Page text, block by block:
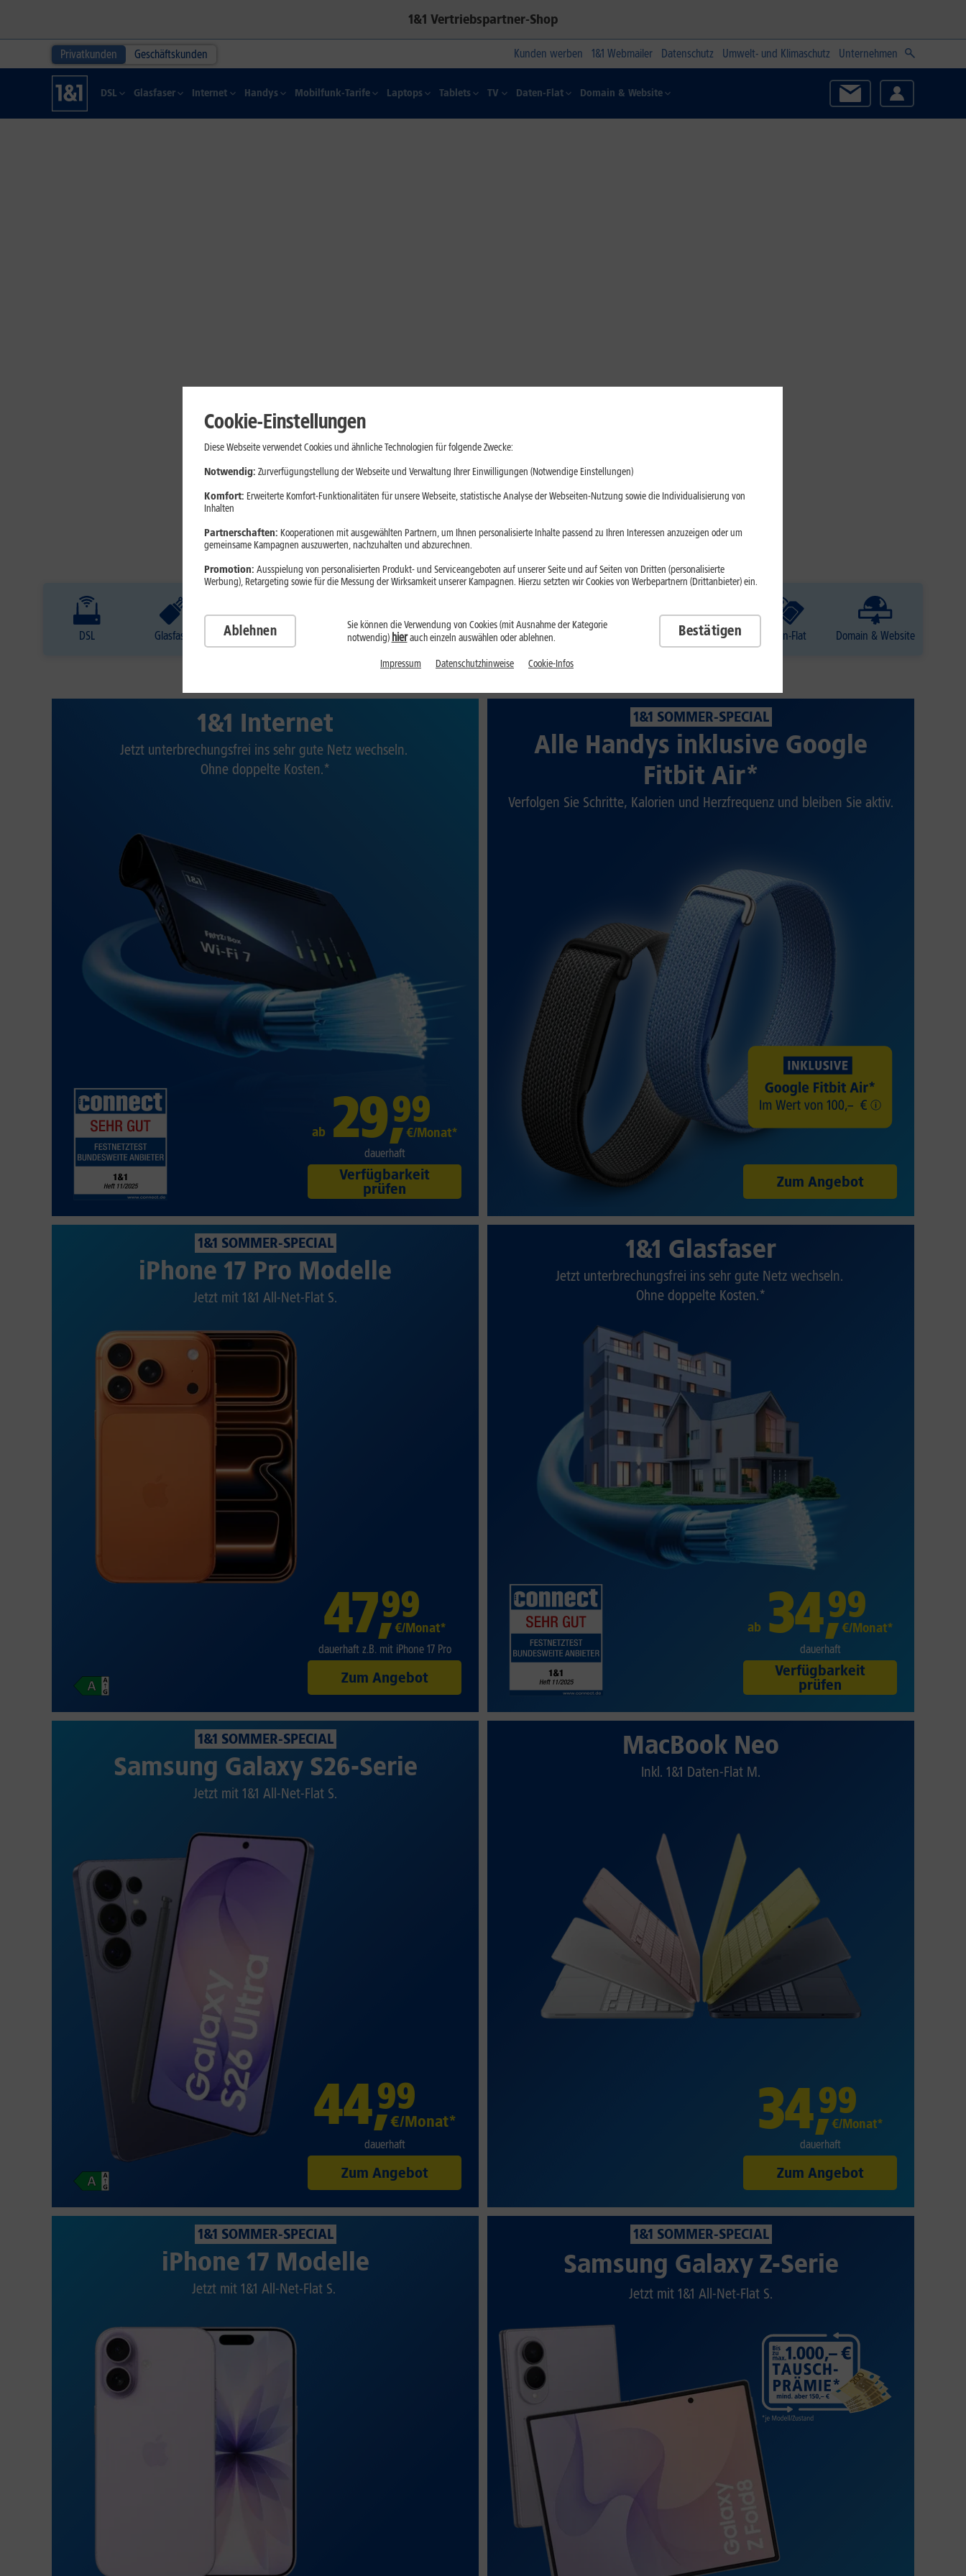
1&1 Vertriebspartner-Shop
Privatkunden Geschäftskunden Kunden werben 1&1 Webmailer Datenschutz Umwelt- und Klimaschutz Unternehmen
DSL Glasfaser Internet Handys Mobilfunk-Tarife Laptops Tablets TV Daten-Flat Domain & Website
DSL Glasfaser Internet Handys Mobilfunk-Tarife Laptops TV Daten-Flat Domain & Website
1&1 Internet
Jetzt unterbrechungsfrei ins sehr gute Netz wechseln.
Ohne doppelte Kosten.*
ab 29,99
€/Monat*
dauerhaft
Verfügbarkeit
prüfen
1&1 SOMMER-SPECIAL
Alle Handys inklusive Google
Fitbit Air*
Verfolgen Sie Schritte, Kalorien und Herzfrequenz und bleiben Sie aktiv.
Zum Angebot
1&1 SOMMER-SPECIAL
iPhone 17 Pro Modelle
Jetzt mit 1&1 All-Net-Flat S.
47,99
€/Monat*
dauerhaft z.B. mit iPhone 17 Pro
Zum Angebot
1&1 Glasfaser
Jetzt unterbrechungsfrei ins sehr gute Netz wechseln.
Ohne doppelte Kosten.*
ab 34,99
€/Monat*
dauerhaft
Verfügbarkeit
prüfen
1&1 SOMMER-SPECIAL
Samsung Galaxy S26-Serie
Jetzt mit 1&1 All-Net-Flat S.
44,99
€/Monat*
dauerhaft
Zum Angebot
MacBook Neo
Inkl. 1&1 Daten-Flat M.
34,99
€/Monat*
dauerhaft
Zum Angebot
1&1 SOMMER-SPECIAL
iPhone 17 Modelle
Jetzt mit 1&1 All-Net-Flat S.
1&1 SOMMER-SPECIAL
Samsung Galaxy Z-Serie
Jetzt mit 1&1 All-Net-Flat S.
Cookie-Einstellungen
Diese Webseite verwendet Cookies und ähnliche Technologien für folgende Zwecke:
Notwendig: Zurverfügungstellung der Webseite und Verwaltung Ihrer Einwilligungen (Notwendige Einstellungen)
Komfort: Erweiterte Komfort-Funktionalitäten für unsere Webseite, statistische Analyse der Webseiten-Nutzung sowie die Individualisierung von
Inhalten
Partnerschaften: Kooperationen mit ausgewählten Partnern, um Ihnen personalisierte Inhalte passend zu Ihren Interessen anzuzeigen oder um
gemeinsame Kampagnen auszuwerten, nachzuhalten und abzurechnen.
Promotion: Ausspielung von personalisierten Produkt- und Serviceangeboten auf unserer Seite und auf Seiten von Dritten (personalisierte
Werbung), Retargeting sowie für die Messung der Wirksamkeit unserer Kampagnen. Hierzu setzten wir Cookies von Werbepartnern (Drittanbieter) ein.
Ablehnen
Sie können die Verwendung von Cookies (mit Ausnahme der Kategorie
notwendig) hierauch einzeln auswählen oder ablehnen. Bestätigen
Impressum Datenschutzhinweise Cookie-Infos